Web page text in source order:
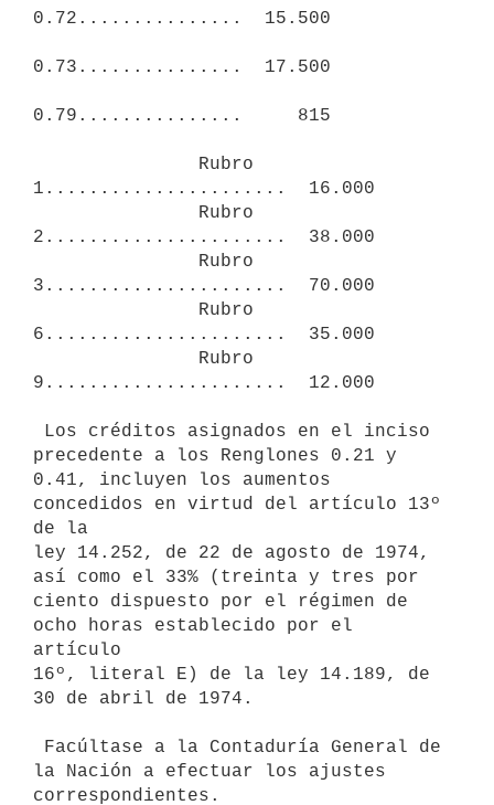
0.72...............  15.500
0.73...............  17.500
0.79...............     815
1......................  16.000
2......................  38.000
3......................  70.000
6......................  35.000
9......................  12.000
precedente a los Renglones 0.21 y
0.41, incluyen los aumentos
concedidos en virtud del artículo 13º
de la
ley 14.252, de 22 de agosto de 1974,
así como el 33% (treinta y tres por
ciento dispuesto por el régimen de
ocho horas establecido por el
artículo
16º, literal E) de la ley 14.189, de
30 de abril de 1974.
la Nación a efectuar los ajustes
correspondientes.